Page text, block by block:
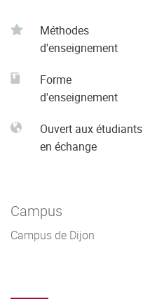
Méthodes
d'enseignement
Forme
d'enseignement
Ouvert aux étudiants
en échange
Campus
Campus de Dijon